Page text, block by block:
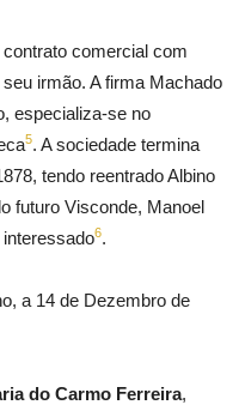
comercial com
irmão. A firma Machado
especializa-se no
5. A sociedade termina
tendo reentrado Albino
futuro Visconde, Manoel
6.
a 14 de Dezembro de
do Carmo Ferreira,